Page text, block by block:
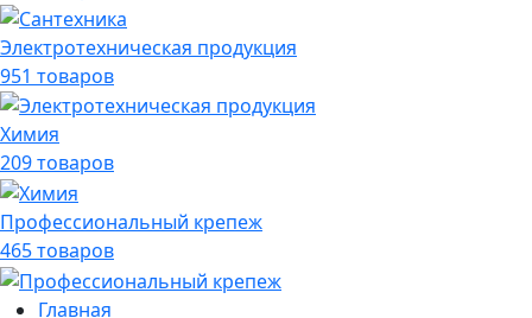
Электротехническая продукция
951 товаров
Химия
209 товаров
Профессиональный крепеж
465 товаров
Главная